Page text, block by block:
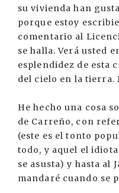
su vivienda han
porque estoy
comentario al
se halla. Verá usted
esplendidez de esta
del cielo en la tierra.
He hecho una cosa
de Carreño, con
(este es el tonto
todo, y aquel el
se asusta) y hasta al
mandaré cuando se